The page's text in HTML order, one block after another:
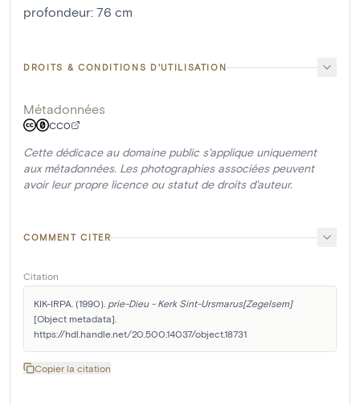
profondeur: 76 cm
DROITS & CONDITIONS D'UTILISATION
Métadonnées
CC0
Cette dédicace au domaine public s'applique uniquement
aux métadonnées. Les photographies associées peuvent
avoir leur propre licence ou statut de droits d'auteur.
COMMENT CITER
Citation
KIK-IRPA. (1990). prie-Dieu - Kerk Sint-Ursmarus[Zegelsem]
[Object metadata].
https://hdl.handle.net/20.500.14037/object.18731
Copier la citation